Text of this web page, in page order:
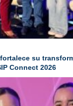
su
Connect 2026